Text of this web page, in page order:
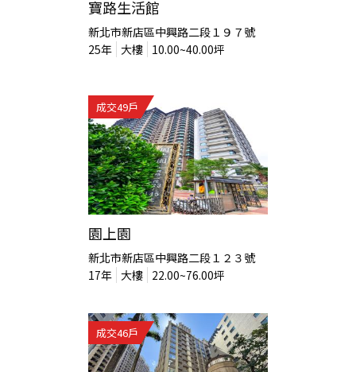
寶路生活館
新北市新店區中興路二段１９７號
25年 大樓 10.00~40.00坪
成交49戶
園上園
新北市新店區中興路二段１２３號
17年 大樓 22.00~76.00坪
成交46戶